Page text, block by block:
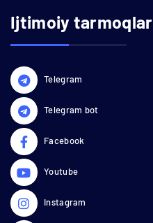
Ijtimoiy tarmoqlar
Telegram
Telegram bot
Facebook
Youtube
Instagram